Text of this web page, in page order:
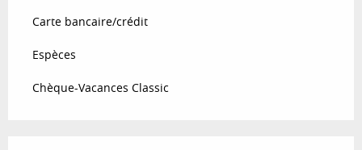
Carte bancaire/crédit
Espèces
Chèque-Vacances Classic